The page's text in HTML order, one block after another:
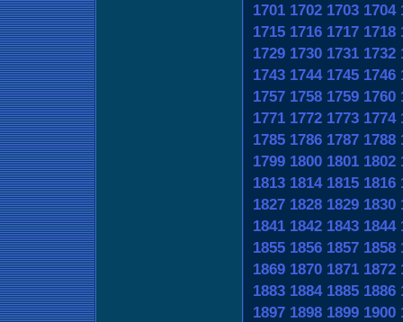
1701 1702 1703 1704
1715 1716 1717 1718
1729 1730 1731 1732
1743 1744 1745 1746
1757 1758 1759 1760
1771 1772 1773 1774
1785 1786 1787 1788
1799 1800 1801 1802
1813 1814 1815 1816
1827 1828 1829 1830
1841 1842 1843 1844
1855 1856 1857 1858
1869 1870 1871 1872
1883 1884 1885 1886
1897 1898 1899 1900